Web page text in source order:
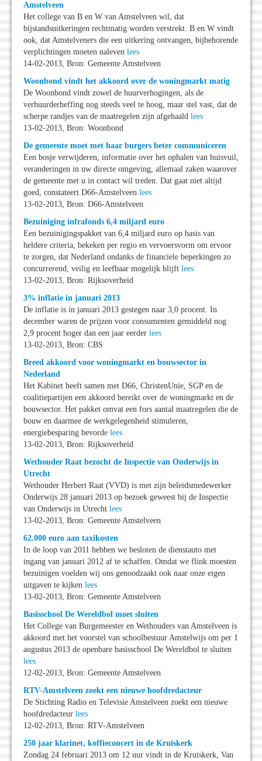
Amstelveen
Het college van B en W van Amstelveen wil, dat
bijstandsuitkeringen rechtmatig worden verstrekt. B en W vindt
ook, dat Amstelveners die een uitkering ontvangen, bijbehorende
verplichtingen moeten naleven lees
14-02-2013, Bron: Gemeente Amstelveen
Woonbond vindt het akkoord over de woningmarkt matig
De Woonbond vindt zowel de huurverhogingen, als de
verhuurderheffing nog steeds veel te hoog, maar stel vast, dat de
scherpe randjes van de maatregelen zijn afgehaald lees
13-02-2013, Bron: Woonbond
De gemeente moet met haar burgers beter communiceren
Een bosje verwijderen, informatie over het ophalen van huisvuil,
veranderingen in uw directe omgeving, allemaal zaken waarover
de gemeente met u in contact wil treden. Dat gaat niet altijd
goed, constateert D66-Amstelveen lees
13-02-2013, Bron: D66-Amstelveen
Bezuiniging infrafonds 6,4 miljard euro
Een bezuinigingspakket van 6,4 miljard euro op basis van
heldere criteria, bekeken per regio en vervoersvorm om ervoor
te zorgen, dat Nederland ondanks de financiele beperkingen zo
concurrerend, veilig en leefbaar mogelijk blijft lees
13-02-2013, Bron: Rijksoverheid
3% inflatie in januari 2013
De inflatie is in januari 2013 gestegen naar 3,0 procent. In
december waren de prijzen voor consumenten gemiddeld nog
2,9 procent hoger dan een jaar eerder lees
13-02-2013, Bron: CBS
Breed akkoord voor woningmarkt en bouwsector in
Nederland
Het Kabinet heeft samen met D66, ChristenUnie, SGP en de
coalitiepartijen een akkoord bereikt over de woningmarkt en de
bouwsector. Het pakket omvat een fors aantal maatregelen die de
bouw en daarmee de werkgelegenheid stimuleren,
energiebesparing bevorde lees
13-02-2013, Bron: Rijksoverheid
Wethouder Raat bezocht de Inspectie van Onderwijs in
Utrecht
Wethouder Herbert Raat (VVD) is met zijn beleidsmedewerker
Onderwijs 28 januari 2013 op bezoek geweest bij de Inspectie
van Onderwijs in Utrecht lees
13-02-2013, Bron: Gemeente Amstelveen
62.000 euro aan taxikosten
In de loop van 2011 hebben we besloten de dienstauto met
ingang van januari 2012 af te schaffen. Omdat we flink moesten
bezuinigen voelden wij ons genoodzaakt ook naar onze eigen
uitgaven te kijken lees
13-02-2013, Bron: Gemeente Amstelveen
Basisschool De Wereldbol moet sluiten
Het College van Burgemeester en Wethouders van Amstelveen is
akkoord met het voorstel van schoolbestuur Amstelwijs om per 1
augustus 2013 de openbare basisschool De Wereldbol te sluiten
lees
12-02-2013, Bron: Gemeente Amstelveen
RTV-Amstelveen zoekt een nieuwe hoofdredacteur
De Stichting Radio en Televisie Amstelveen zoekt een nieuwe
hoofdredacteur lees
12-02-2013, Bron: RTV-Amstelveen
250 jaar klarinet, koffieconcert in de Kruiskerk
Zondag 24 februari 2013 om 12 uur vindt in de Kruiskerk, Van